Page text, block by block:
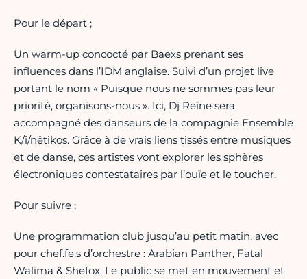
Pour le départ ;
Un warm-up concocté par Baexs prenant ses
influences dans l’IDM anglaise. Suivi d’un projet live
portant le nom « Puisque nous ne sommes pas leur
priorité, organisons-nous ». Ici, Dj Reïne sera
accompagné des danseurs de la compagnie Ensemble
K/i/nêtikos. Grâce à de vrais liens tissés entre musiques
et de danse, ces artistes vont explorer les sphères
électroniques contestataires par l’ouïe et le toucher.
Pour suivre ;
Une programmation club jusqu’au petit matin, avec
pour chef.fe.s d’orchestre : Arabian Panther, Fatal
Walima & Shefox. Le public se met en mouvement et